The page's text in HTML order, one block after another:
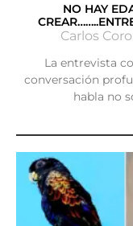
NO HAY
Carlos
La entrevista
conversación
habla no